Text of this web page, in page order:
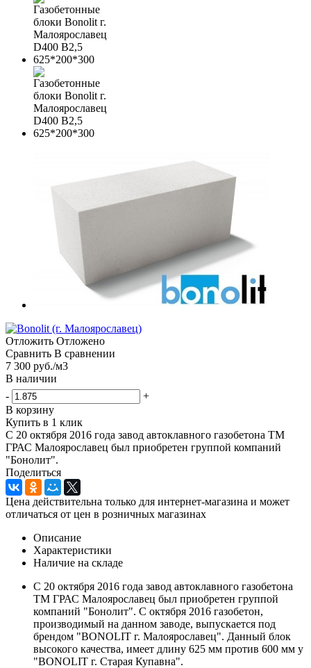
Отложить Отложено
Сравнить В сравнении
7 300 руб./м3
В наличии
-
+
В корзину
Купить в 1 клик
C 20 октября 2016 года завод автоклавного газобетона ТМ
ГРАС Малоярославец был приобретен группой компаний
"Бонолит".
Поделиться
Цена действительна только для интернет-магазина и может
отличаться от цен в розничных магазинах
Описание
Характеристики
Наличие на складе
C 20 октября 2016 года завод автоклавного газобетона
ТМ ГРАС Малоярославец был приобретен группой
компаний "Бонолит". С октября 2016 газобетон,
производимый на данном заводе, выпускается под
брендом "BONOLIT г. Малоярославец". Данный блок
высокого качества, имеет длину 625 мм против 600 мм у
"BONOLIT г. Старая Купавна".